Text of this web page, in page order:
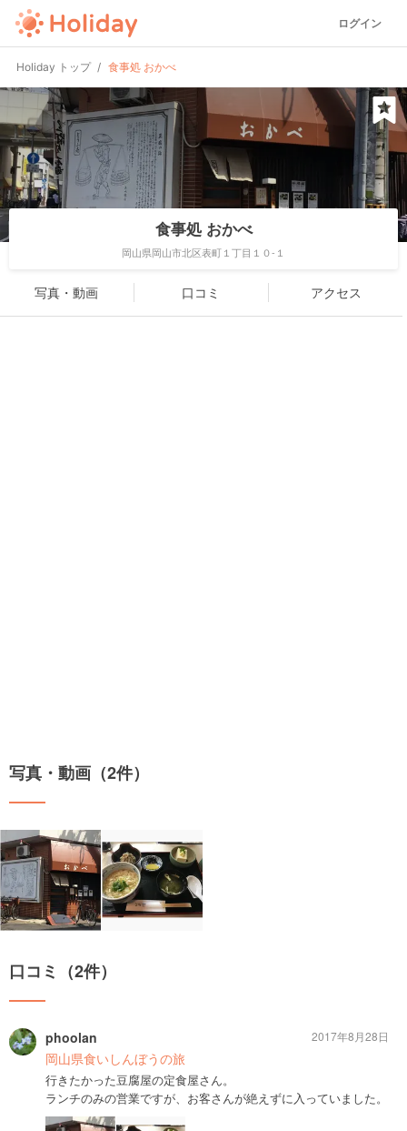
ログイン
Holiday トップ 食事処 おかべ
食事処 おかべ
岡山県岡山市北区表町１丁目１０-１
写真・動画 口コミ アクセス
写真・動画（2件）
口コミ（2件）
phoolan
岡山県食いしんぼうの旅
行きたかった豆腐屋の定食屋さん。
ランチのみの営業ですが、お客さんが絶えずに入っていました。
2017年8月28日